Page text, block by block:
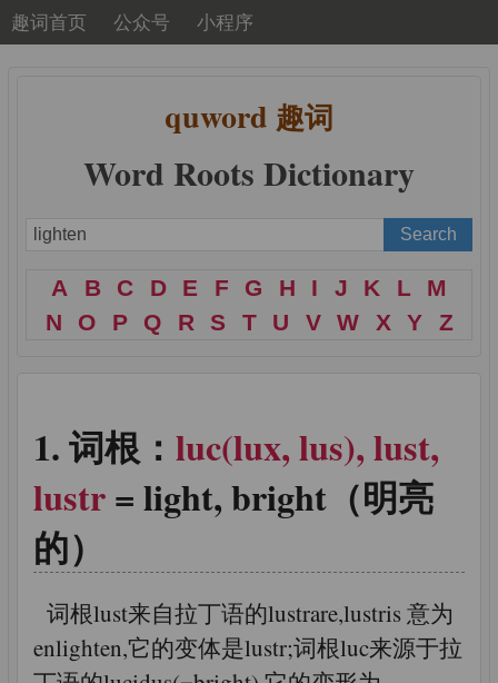
趣词首页 公众号 小程序
quword 趣词
Word Roots Dictionary
A B C D E F G H I J K L
M
N
O P Q R S T U V W X Y Z
词根： luc(lux, lus), lust,
lustr= light, bright（明亮
的）
词根lust来自拉丁语的lustrare,lustris 意为
enlighten,它的变体是lustr;词根luc来源于拉